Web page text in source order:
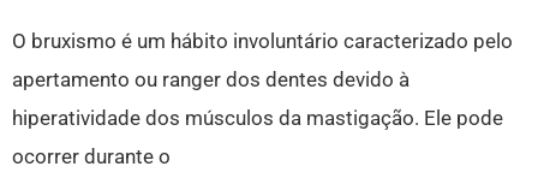
O bruxismo é um hábito involuntário caracterizado pelo
apertamento ou ranger dos dentes devido à
hiperatividade dos músculos da mastigação. Ele pode
ocorrer durante o